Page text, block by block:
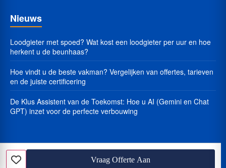
Favoriet
Vraag Offerte Aan
Nieuws
Loodgieter met spoed? Wat kost een loodgieter per uur en hoe
herkent u de beunhaas?
Hoe vindt u de beste vakman? Vergelijken van offertes, tarieven
en de juiste certificering
De Klus Assistent van de Toekomst: Hoe u AI (Gemini en Chat
GPT) inzet voor de perfecte verbouwing
© 2025 Klustarief.nl - Alle rechten voorbehouden.